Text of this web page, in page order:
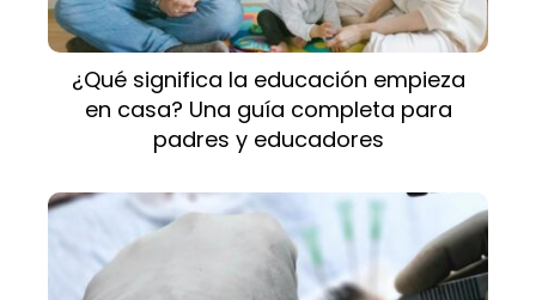
¿Qué significa la educación empieza
en casa? Una guía completa para
padres y educadores